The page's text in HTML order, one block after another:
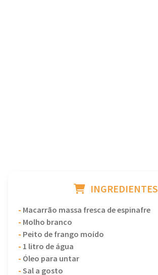
INGREDIENTES
- Macarrão massa fresca de espinafre
- Molho branco
- Peito de frango moído
- 1 litro de água
- Óleo para untar
-Sal a gosto